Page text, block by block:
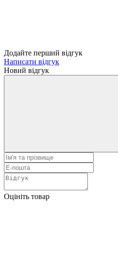
Додайте перший відгук
Написати відгук
Новий відгук
Оцініть товар